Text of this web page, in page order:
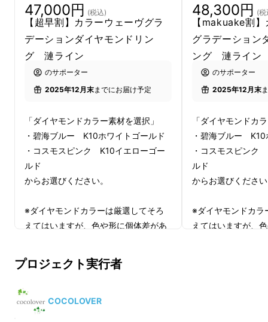
長年、毎日ダイヤモンドを見ている熟練された
プロが厳選して品質や色をそろえています
カラーウェーヴダイヤモンド
波のようなカラーウェーヴはシンプルでスタン
47,000円 (税込)
【超早割】カラーウェーヴグラ
デーションダイヤモンドリン
グ 漣ライン
のサポーター
2025年12月末までにお届け予定
「ダイヤモンドカラー素材を選択」
・碧海ブルー K10ホワイトゴールド
・コスモスピンク K10イエローゴー
ルド
からお選びください。
※ダイヤモンドカラーは厳選してそろ
えてはいますが、色や形に個体差があ
ご覧いただく環境などにより掲載写真
と違って見えることがあります。
ください。
48,300円 (税
【makuake割
グラデーション
ング 漣ライン
のサポーター
2025年12月末
「ダイヤモンドカ
・碧海ブルー K10
・コスモスピンク
ルド
からお選びくださ
※ダイヤモンドカラ
えてはいますが、
プロジェクト実行者
COCOLOVER